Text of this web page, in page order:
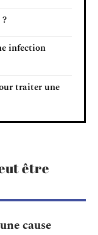
infection
traiter une
être
cause